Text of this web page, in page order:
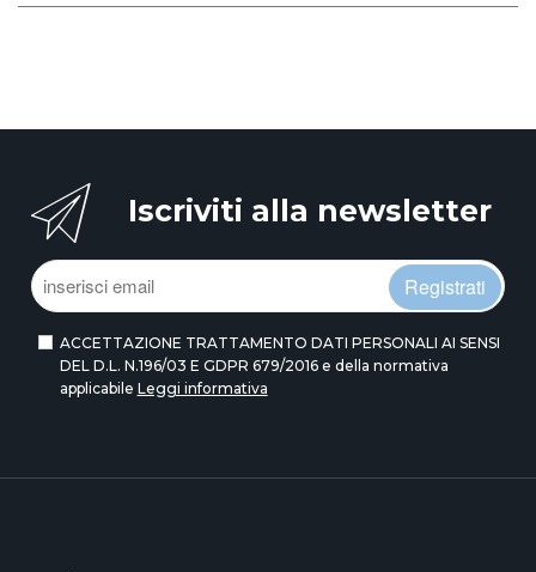
Iscriviti alla newsletter
Registrati
ACCETTAZIONE TRATTAMENTO DATI PERSONALI AI SENSI
DEL D.L. N.196/03 E GDPR 679/2016 e della normativa
applicabile Leggi informativa